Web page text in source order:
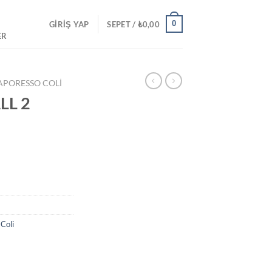
GIRIŞ YAP SEPET / ₺0,00 0
COLI
2